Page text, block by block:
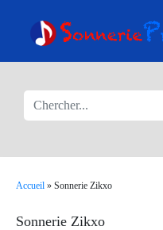
Accueil » Sonnerie Zikxo
Sonnerie Zikxo